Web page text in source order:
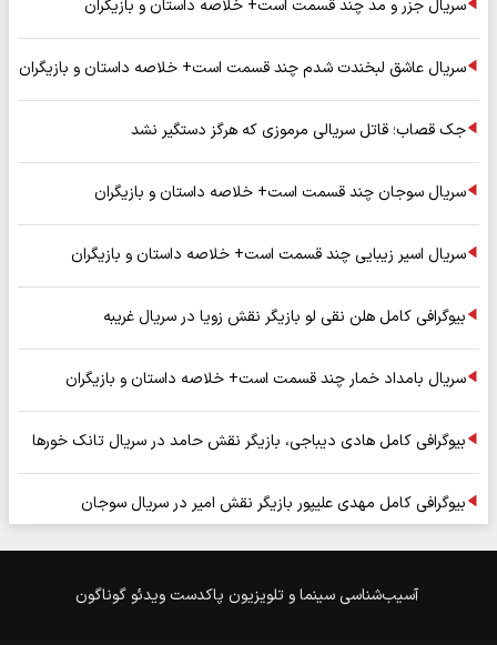
سریال جزر و مد چند قسمت است+ خلاصه داستان و بازیگران
سریال عاشق لبخندت شدم چند قسمت است+ خلاصه داستان و بازیگران
جک قصاب؛ قاتل سریالی مرموزی که هرگز دستگیر نشد
سریال سوجان چند قسمت است+ خلاصه داستان و بازیگران
سریال اسیر زیبایی چند قسمت است+ خلاصه داستان و بازیگران
بیوگرافی کامل هلن نقی لو بازیگر نقش زویا در سریال غریبه
سریال بامداد خمار چند قسمت است+ خلاصه داستان و بازیگران
بیوگرافی کامل هادی دیباجی، بازیگر نقش حامد در سریال تانک خورها
بیوگرافی کامل مهدی علیپور بازیگر نقش امیر در سریال سوجان
آسیب‌شناسی سینما و تلویزیون پاکدست ویدئو گوناگون